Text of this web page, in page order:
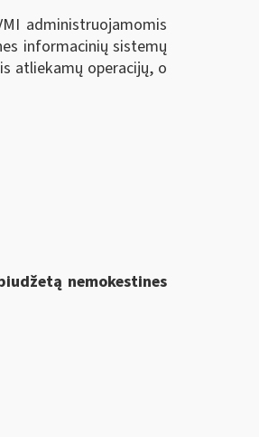
administruojamomis
informacinių sistemų
atliekamų operacijų, o
nemokestines